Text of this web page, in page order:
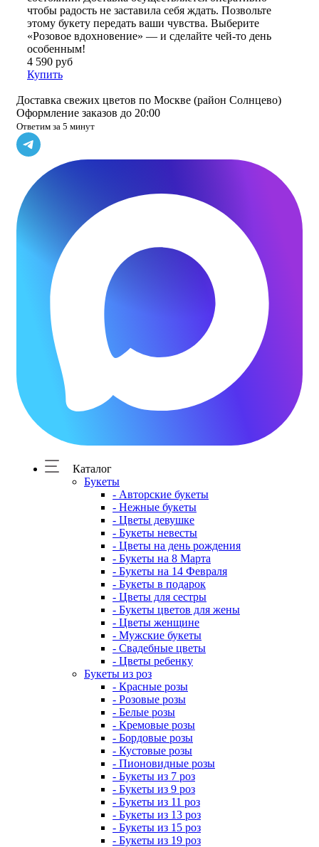
чтобы радость не заставила себя ждать. Позвольте
этому букету передать ваши чувства. Выберите
«Розовое вдохновение» — и сделайте чей-то день
особенным!
4 590 руб
Купить
Доставка свежих цветов по Москве (район Солнцево)
Оформление заказов до 20:00
Ответим за 5 минут
Каталог
Букеты
- Авторские букеты
- Нежные букеты
- Цветы девушке
- Букеты невесты
- Цветы на день рождения
- Букеты на 8 Марта
- Букеты на 14 Февраля
- Букеты в подарок
- Цветы для сестры
- Букеты цветов для жены
- Цветы женщине
- Мужские букеты
- Свадебные цветы
- Цветы ребенку
Букеты из роз
- Красные розы
- Розовые розы
- Белые розы
- Кремовые розы
- Бордовые розы
- Кустовые розы
- Пионовидные розы
- Букеты из 7 роз
- Букеты из 9 роз
- Букеты из 11 роз
- Букеты из 13 роз
- Букеты из 15 роз
- Букеты из 19 роз